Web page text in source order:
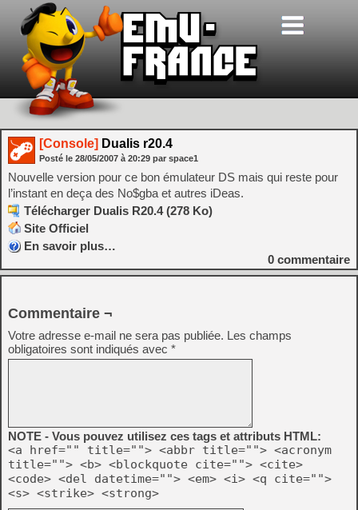
[Console] Dualis r20.4
Posté le 28/05/2007 à 20:29 par space1
Nouvelle version pour ce bon émulateur DS mais qui reste pour
l’instant en deça des No$gba et autres iDeas.
Télécharger Dualis R20.4 (278 Ko)
Site Officiel
En savoir plus…
0 commentaire
Commentaire ¬
Votre adresse e-mail ne sera pas publiée. Les champs
obligatoires sont indiqués avec *
NOTE - Vous pouvez utilisez ces tags et attributs HTML:
<a href="" title=""> <abbr title=""> <acronym
title=""> <b> <blockquote cite=""> <cite>
<code> <del datetime=""> <em> <i> <q cite="">
<s> <strike> <strong>